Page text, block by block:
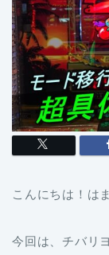
こんにちは！は
今回は、チバリ